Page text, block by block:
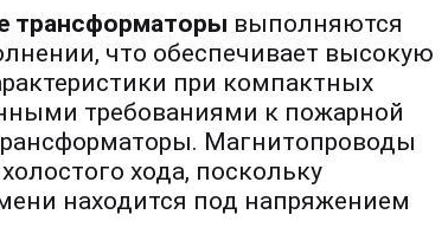
трансформаторы выполняются
что обеспечивает высокую
при компактных
требованиями к пожарной
Магнитопроводы
хода, поскольку
находится под напряжением